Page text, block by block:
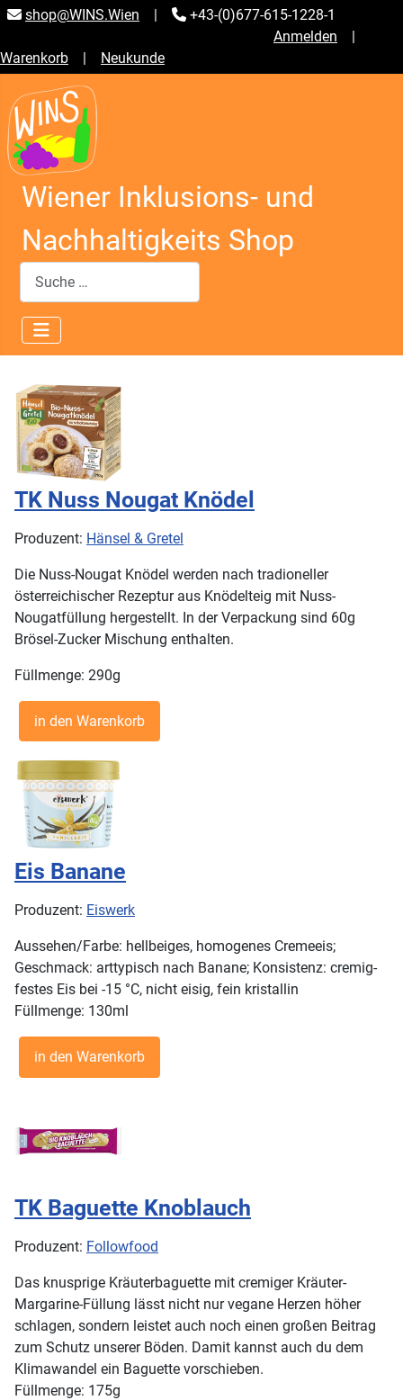
shop@WINS.Wien |
+43-(0)677-615-1228-1
Anmelden |
Warenkorb | Neukunde
Wiener Inklusions- und
Nachhaltigkeits Shop
Suchen
TK Nuss Nougat Knödel
Produzent: Hänsel & Gretel
Die Nuss-Nougat Knödel werden nach tradioneller
österreichischer Rezeptur aus Knödelteig mit Nuss-
Nougatfüllung hergestellt. In der Verpackung sind 60g
Brösel-Zucker Mischung enthalten.
Füllmenge: 290g
Eis Banane
Produzent: Eiswerk
Aussehen/Farbe: hellbeiges, homogenes Cremeeis;
Geschmack: arttypisch nach Banane; Konsistenz: cremig-
festes Eis bei -15 °C, nicht eisig, fein kristallin
Füllmenge: 130ml
TK Baguette Knoblauch
Produzent: Followfood
Das knusprige Kräuterbaguette mit cremiger Kräuter-
Margarine-Füllung lässt nicht nur vegane Herzen höher
schlagen, sondern leistet auch noch einen großen Beitrag
zum Schutz unserer Böden. Damit kannst auch du dem
Klimawandel ein Baguette vorschieben.
Füllmenge: 175g